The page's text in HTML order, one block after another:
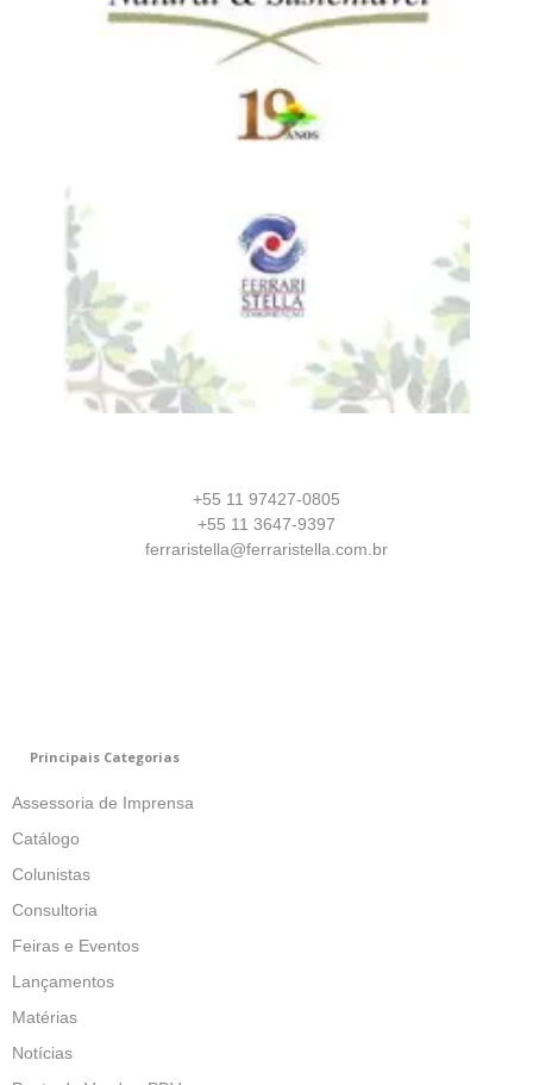
+55 11 97427-0805
+55 11 3647-9397
ferraristella@ferraristella.com.br
Principais Categorias
Assessoria de Imprensa
Catálogo
Colunistas
Consultoria
Feiras e Eventos
Lançamentos
Matérias
Notícias